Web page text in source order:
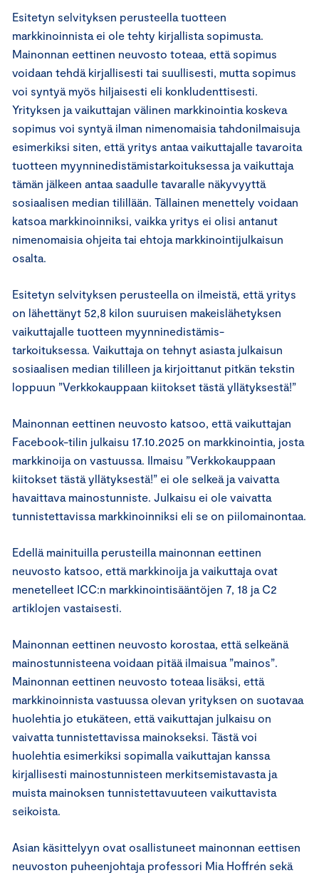
Esitetyn selvityksen perusteella tuotteen
markkinoinnista ei ole tehty kirjallista sopimusta.
Mainonnan eettinen neuvosto toteaa, että sopimus
voidaan tehdä kirjallisesti tai suullisesti, mutta sopimus
voi syntyä myös hiljaisesti eli konkludenttisesti.
Yrityksen ja vaikuttajan välinen markkinointia koskeva
sopimus voi syntyä ilman nimenomaisia tahdonilmaisuja
esimerkiksi siten, että yritys antaa vaikuttajalle tavaroita
tuotteen myynninedistämistarkoituksessa ja vaikuttaja
tämän jälkeen antaa saadulle tavaralle näkyvyyttä
sosiaalisen median tilillään. Tällainen menettely voidaan
katsoa markkinoinniksi, vaikka yritys ei olisi antanut
nimenomaisia ohjeita tai ehtoja markkinointijulkaisun
osalta.
Esitetyn selvityksen perusteella on ilmeistä, että yritys
on lähettänyt 52,8 kilon suuruisen makeislähetyksen
vaikuttajalle tuotteen myynninedistämis-
tarkoituksessa. Vaikuttaja on tehnyt asiasta julkaisun
sosiaalisen median tililleen ja kirjoittanut pitkän tekstin
loppuun ”Verkkokauppaan kiitokset tästä yllätyksestä!”
Mainonnan eettinen neuvosto katsoo, että vaikuttajan
Facebook-tilin julkaisu 17.10.2025 on markkinointia, josta
markkinoija on vastuussa. Ilmaisu ”Verkkokauppaan
kiitokset tästä yllätyksestä!” ei ole selkeä ja vaivatta
havaittava mainostunniste. Julkaisu ei ole vaivatta
tunnistettavissa markkinoinniksi eli se on piilomainontaa.
Edellä mainituilla perusteilla mainonnan eettinen
neuvosto katsoo, että markkinoija ja vaikuttaja ovat
menetelleet ICC:n markkinointisääntöjen 7, 18 ja C2
artiklojen vastaisesti.
Mainonnan eettinen neuvosto korostaa, että selkeänä
mainostunnisteena voidaan pitää ilmaisua ”mainos”.
Mainonnan eettinen neuvosto toteaa lisäksi, että
markkinoinnista vastuussa olevan yrityksen on suotavaa
huolehtia jo etukäteen, että vaikuttajan julkaisu on
vaivatta tunnistettavissa mainokseksi. Tästä voi
huolehtia esimerkiksi sopimalla vaikuttajan kanssa
kirjallisesti mainostunnisteen merkitsemistavasta ja
muista mainoksen tunnistettavuuteen vaikuttavista
seikoista.
Asian käsittelyyn ovat osallistuneet mainonnan eettisen
neuvoston puheenjohtaja professori Mia Hoffrén sekä